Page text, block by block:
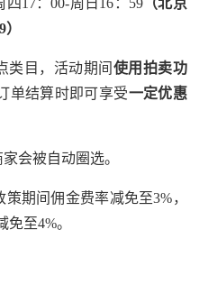
四17：00-周日16：59（北京
）
类目，活动期间 使用拍卖功
单结算时即可享受一定优惠
会被自动圈选。
策期间佣金费率减免至3%，
至4%。